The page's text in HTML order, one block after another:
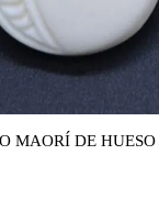
MAORÍ DE